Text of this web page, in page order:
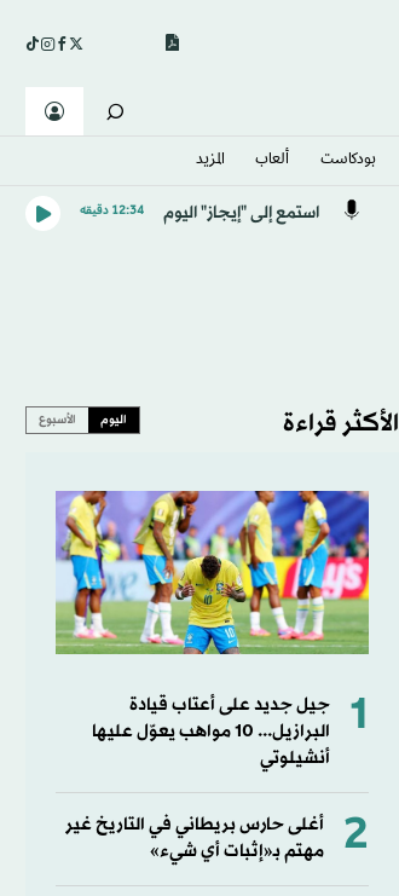
بودكاست ألعاب المزيد
استمع إلى "إيجاز" اليوم 12:34 دقيقه
الأكثر قراءة اليوم الأسبوع
1
جيل جديد على أعتاب قيادة
البرازيل... 10 مواهب يعوّل عليها
أنشيلوتي
2
أغلى حارس بريطاني في التاريخ غير
مهتم بـ«إثبات أي شيء»